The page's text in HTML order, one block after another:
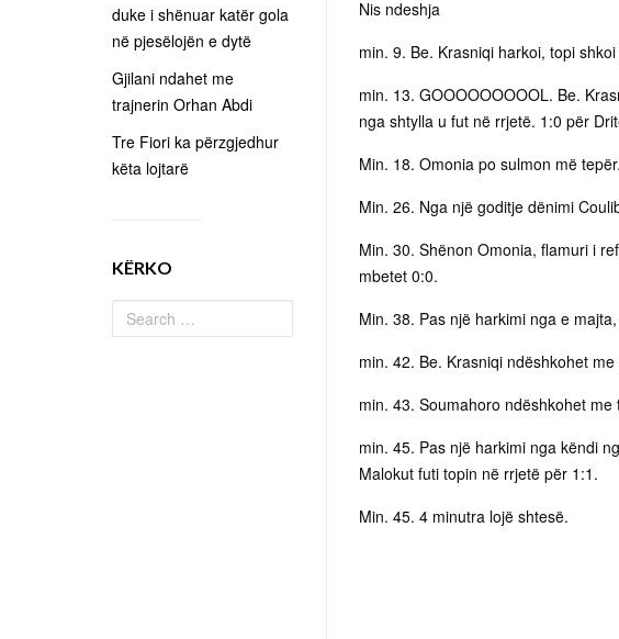
Nis ndeshja
min. 9. Be. Krasniqi harkoi, topi
min. 13. GOOOOOOOOOL. Be.
nga shtylla u fut në rrjetë. 1:0 për
Min. 18. Omonia po sulmon më tepër.
Min. 26. Nga një goditje dënimi
Min. 30. Shënon Omonia, flamuri i
mbetet 0:0.
Min. 38. Pas një harkimi nga e
min. 42. Be. Krasniqi ndëshkohet
min. 43. Soumahoro ndëshkohet me
min. 45. Pas një harkimi nga këndi
Malokut futi topin në rrjetë për 1:1.
Min. 45. 4 minutra lojë shtesë.
duke i shënuar katër gola
në pjesëlojën e dytë
Gjilani ndahet me
trajnerin Orhan Abdi
Tre Fiori ka përzgjedhur
këta lojtarë
KËRKO